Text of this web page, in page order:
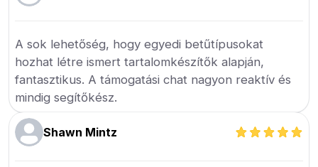
A sok lehetőség, hogy egyedi betűtípusokat
hozhat létre ismert tartalomkészítők alapján,
fantasztikus. A támogatási chat nagyon reaktív és
mindig segítőkész.
Shawn Mintz